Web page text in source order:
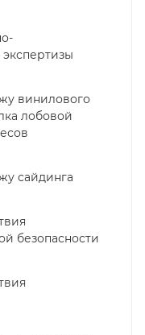
винилового
лобовой
сайдинга
безопасности